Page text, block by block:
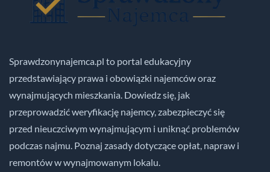
Sprawdzonynajemca.pl to portal edukacyjny
przedstawiający prawa i obowiązki najemców oraz
wynajmujących mieszkania. Dowiedz się, jak
przeprowadzić weryfikację najemcy, zabezpieczyć się
przed nieuczciwym wynajmującym i uniknąć problemów
podczas najmu. Poznaj zasady dotyczące opłat, napraw i
remontów w wynajmowanym lokalu.